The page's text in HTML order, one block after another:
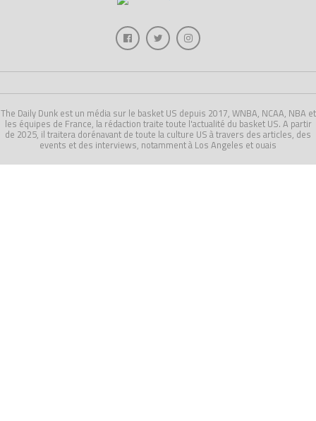
The Daily Dunk est un média sur le basket US depuis 2017, WNBA, NCAA, NBA et
les équipes de France, la rédaction traite toute l'actualité du basket US. A partir
de 2025, il traitera dorénavant de toute la culture US à travers des articles, des
events et des interviews, notamment à Los Angeles et ouais